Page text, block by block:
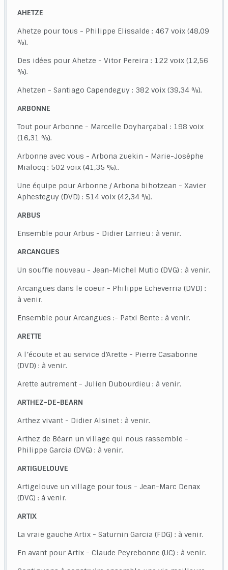
AHETZE
Ahetze pour tous - Philippe Elissalde : 467 voix (48,09
%).
Des idées pour Ahetze - Vitor Pereira : 122 voix (12,56
%).
Ahetzen - Santiago Capendeguy : 382 voix (39,34 %).
ARBONNE
Tout pour Arbonne - Marcelle Doyharçabal : 198 voix
(16,31 %).
Arbonne avec vous - Arbona zuekin - Marie-Josèphe
Mialocq : 502 voix (41,35 %)..
Une équipe pour Arbonne / Arbona bihotzean - Xavier
Aphesteguy (DVD) : 514 voix (42,34 %).
ARBUS
Ensemble pour Arbus - Didier Larrieu : à venir.
ARCANGUES
Un souffle nouveau - Jean-Michel Mutio (DVG) : à venir.
Arcangues dans le coeur - Philippe Echeverria (DVD) :
à venir.
Ensemble pour Arcangues :- Patxi Bente : à venir.
ARETTE
A l’écoute et au service d’Arette - Pierre Casabonne
(DVD) : à venir.
Arette autrement - Julien Dubourdieu : à venir.
ARTHEZ-DE-BEARN
Arthez vivant - Didier Alsinet : à venir.
Arthez de Béarn un village qui nous rassemble -
Philippe Garcia (DVG) : à venir.
ARTIGUELOUVE
Artigelouve un village pour tous - Jean-Marc Denax
(DVG) : à venir.
ARTIX
La vraie gauche Artix - Saturnin Garcia (FDG) : à venir.
En avant pour Artix - Claude Peyrebonne (UC) : à venir.